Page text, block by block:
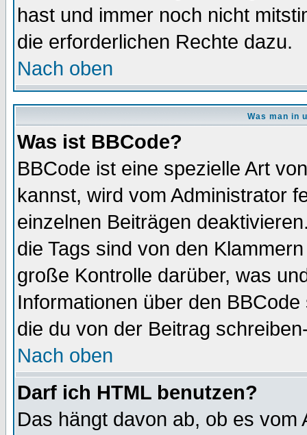
hast und immer noch nicht
die erforderlichen Rechte dazu.
Nach oben
Was man in
Was ist BBCode?
BBCode ist eine spezielle Art
kannst, wird vom Administrator
einzelnen Beiträgen
die Tags sind von den
große Kontrolle darüber, was
Informationen über den
die du von der Beitrag
Nach oben
Darf ich HTML benutzen?
Das hängt davon ab, ob es